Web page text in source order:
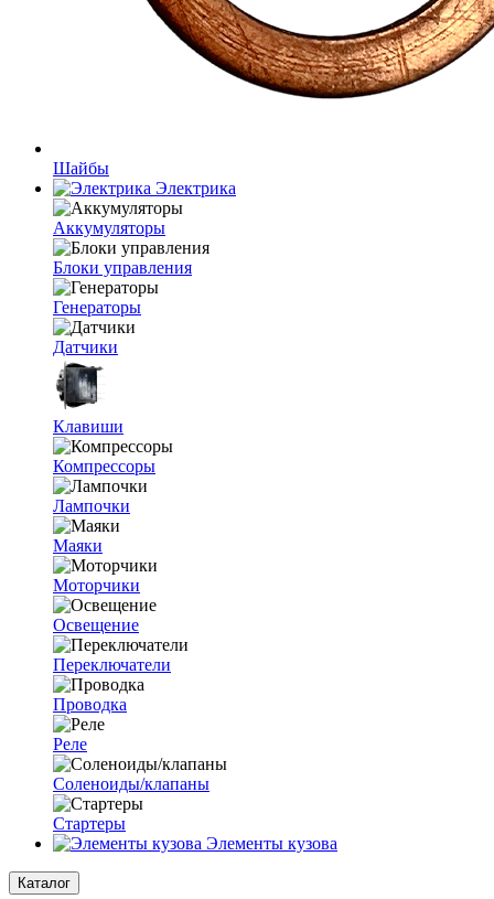
Шайбы
Электрика
Аккумуляторы
Блоки управления
Генераторы
Датчики
Клавиши
Компрессоры
Лампочки
Маяки
Моторчики
Освещение
Переключатели
Проводка
Реле
Соленоиды/клапаны
Стартеры
Элементы кузова
Каталог